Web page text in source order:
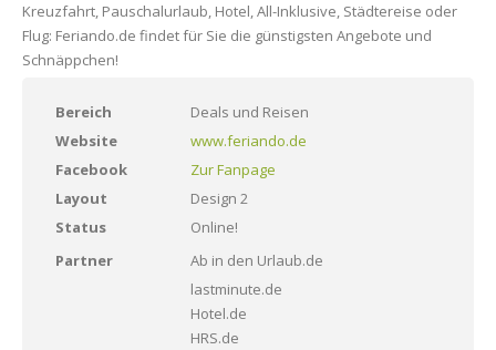
Kreuzfahrt, Pauschalurlaub, Hotel, All-Inklusive, Städtereise oder
Flug: Feriando.de findet für Sie die günstigsten Angebote und
Schnäppchen!
Bereich
Deals und Reisen
Website
www.feriando.de
Facebook
Zur Fanpage
Layout
Design 2
Status
Online!
Partner
Ab in den Urlaub.de
lastminute.de
Hotel.de
HRS.de